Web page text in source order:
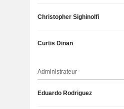
Christopher Sighinolfi
Curtis Dinan
Administrateur
Eduardo Rodriguez